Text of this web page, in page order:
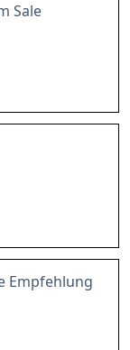
Sale
Empfehlung